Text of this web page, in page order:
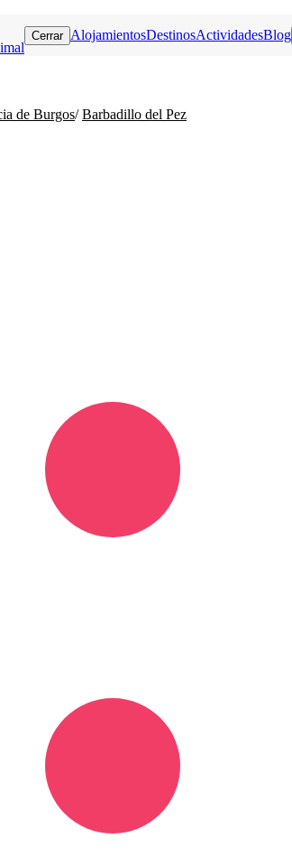
Cerrar AlojamientosDestinosActividadesBlog
de Burgos/ Barbadillo del Pez